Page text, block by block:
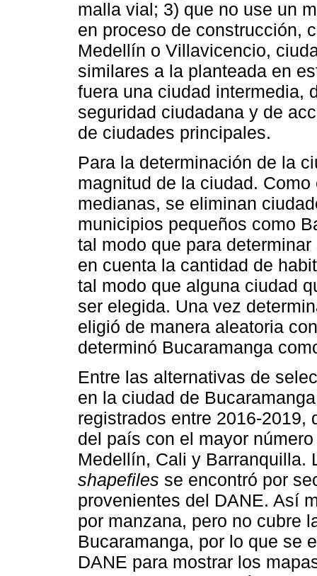
malla vial; 3) que no use un
en proceso de construcción,
Medellín o Villavicencio,
similares a la planteada en
fuera una ciudad intermedia,
seguridad ciudadana y de
de ciudades principales.
Para la determinación de la
magnitud de la ciudad.
medianas, se eliminan
municipios pequeños como
tal modo que para
en cuenta la cantidad de
tal modo que alguna ciudad
ser elegida. Una vez
eligió de manera aleatoria
determinó Bucaramanga
Entre las alternativas de
en la ciudad de
registrados entre 2016-2019,
del país con el mayor
Medellín, Cali y Barranquilla.
shapefiles se encontró por
provenientes del DANE. Así
por manzana, pero no cubre
Bucaramanga, por lo que se
DANE para mostrar los